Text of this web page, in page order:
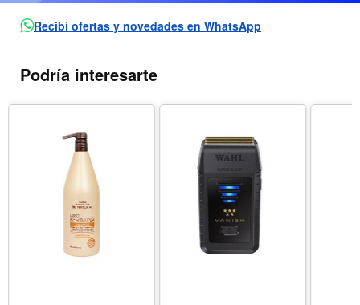
Recibí ofertas y novedades en WhatsApp
Podría interesarte